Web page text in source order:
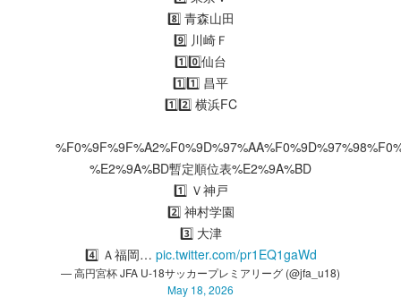
8️⃣ 青森山田
9️⃣ 川崎Ｆ
1️⃣0️⃣仙台
1️⃣1️⃣ 昌平
1️⃣2️⃣ 横浜FC
%E2%9A%BD暫定順位表%E2%9A%BD
1️⃣ Ｖ神戸
2️⃣ 神村学園
3️⃣ 大津
4️⃣ Ａ福岡… pic.twitter.com/pr1EQ1gaWd
— 高円宮杯 JFA U-18サッカープレミアリーグ (@jfa_u18)
May 18, 2026